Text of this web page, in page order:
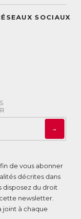
SOCIAUX
→
de vous abonner
décrites dans
disposez du droit
newsletter.
joint à chaque